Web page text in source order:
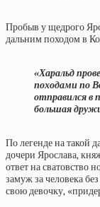
Пробыв у щедрого
дальним походом в
«Харальд
походами по
отправился в
большая
По легенде на такой
дочери Ярослава,
ответ на сватовство
замуж за человека
свою девочку,